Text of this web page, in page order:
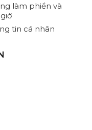
làm phiền và
tin cá nhân